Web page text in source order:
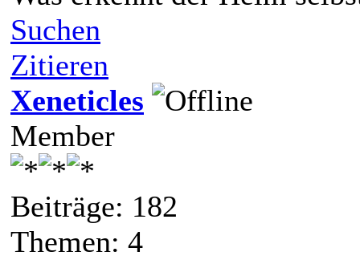
Suchen
Zitieren
Xeneticles
Member
Beiträge: 182
Themen: 4